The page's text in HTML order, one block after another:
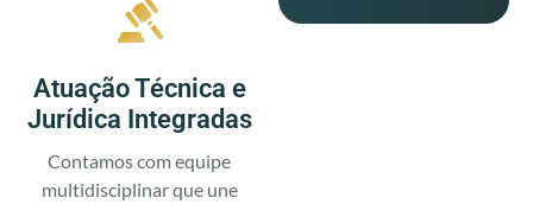
Atuação Técnica e
Jurídica Integradas
Contamos com equipe
multidisciplinar que une